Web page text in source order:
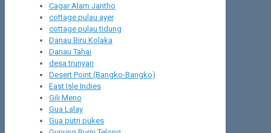
Cagar Alam Jantho
cottage pulau ayer
cottage pulau tidung
Danau Biru Kolaka
Danau Tahai
desa trunyan
Desert Point (Bangko-Bangko)
East Isle Indies
Gili Meno
Gua Lalay
Gua putri pukes